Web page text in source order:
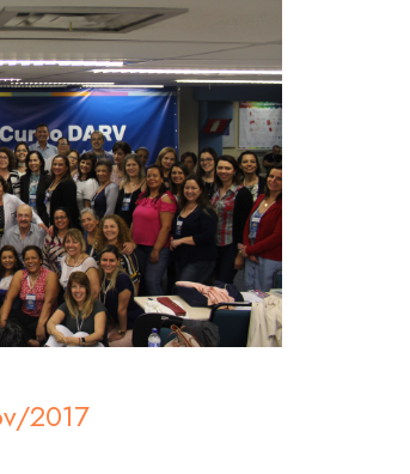
2017